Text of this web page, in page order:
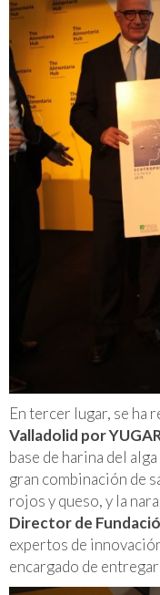
En tercer lugar, se ha
Valladolid por
base de harina del
gran combinación de
rojos y queso, y la
Director de
expertos de
encargado de